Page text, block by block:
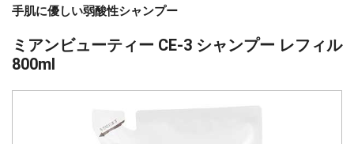
手肌に優しい弱酸性シャンプー
ミアンビューティー CE-3 シャンプー レフィル
800ml